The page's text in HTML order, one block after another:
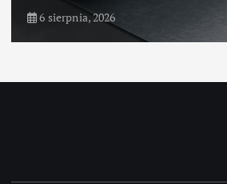
5 sierpnia, 2026